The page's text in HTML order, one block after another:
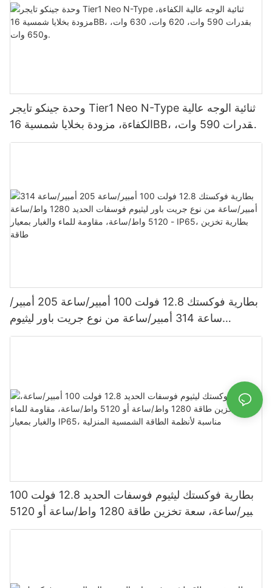
وحدة جينكو تايجر Tier1 Neo N-Type ثنائية الوجه عالية
الكفاءة، مزودة بخلايا شمسية 16BB، بقدرات 590 وات،
620 وات، 630 وات، و650 وات.
بطارية فوكستك 12.8 فولت 100 أمبير/ساعة 205 أمبير/
ساعة 314 أمبير/ساعة من نوع جريت باور ليثيوم
فوسفات الحديد 1280 واط/ساعة - 5120 واط/ساعة،
بطارية فوكستك ليثيوم فوسفات الحديد 12.8 فولت 100
أمبير/ساعة، سعة تخزين طاقة 1280 واط/ساعة أو 5120
واط/ساعة، مقاومة للماء والغبار بمعيار IP65، مناسبة